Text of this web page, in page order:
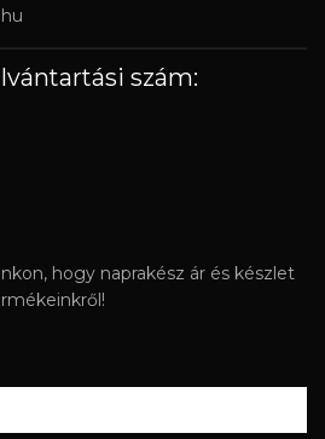
szám:
hogy naprakész ár és készlet